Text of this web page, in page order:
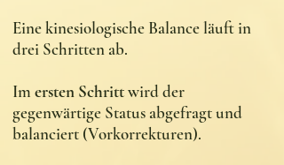
Eine kinesiologische Balance läuft in
drei Schritten ab.
Im ersten Schrittwird der
gegenwärtige Status abgefragt und
balanciert (Vorkorrekturen).